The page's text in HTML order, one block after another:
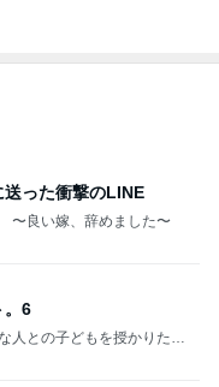
送った衝撃のLINE
〜良い嫁、辞めました〜
。6
人との子どもを授かりたい